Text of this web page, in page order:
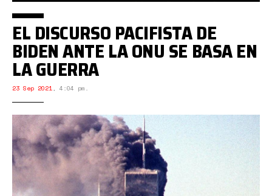
EL DISCURSO PACIFISTA DE
BIDEN ANTE LA ONU SE BASA EN
LA GUERRA
23 Sep 2021, 4:04 pm.